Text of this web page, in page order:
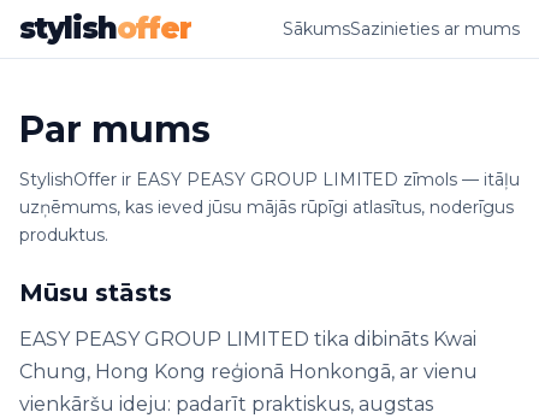
stylishoffer SākumsSazinieties ar mums
Par mums
StylishOffer ir EASY PEASY GROUP LIMITED zīmols — itāļu
uzņēmums, kas ieved jūsu mājās rūpīgi atlasītus, noderīgus
produktus.
Mūsu stāsts
EASY PEASY GROUP LIMITED tika dibināts Kwai
Chung, Hong Kong reģionā Honkongā, ar vienu
vienkāršu ideju: padarīt praktiskus, augstas